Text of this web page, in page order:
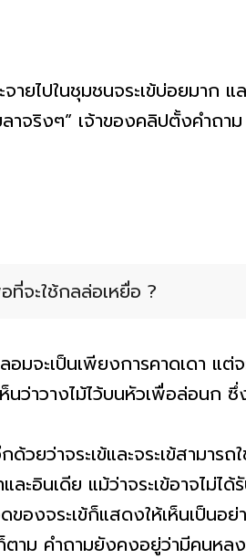
จายไปในชุมชนจระเข้บ่อยมาก
าจริงๆ” เจ้าของคลิปตั้งคำถาม
ที่จะใช้กลล่อเหยื่อ ?
อมจะเป็นเพียงการคาดเดา
นว่าวางไม้ไว้บนหัวเพื่อล่อนก
วยว่าจระเข้และจระเข้สามา
ละอินเดีย แม้ว่าจระเข้อาจไม่
องจระเข้ก็แสดงให้เห็นเป็นอ
ตาม คำถามยังคงอยู่ว่ามีคนหล